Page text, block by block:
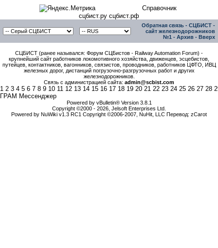
Справочник
сцбист.ру сцбист.рф
Обратная связь - СЦБИСТ -
сайт железнодорожников
№1 - Архив - Вверх
СЦБИСТ (ранее назывался: Форум СЦБистов - Railway Automation Forum) -
крупнейший сайт работников локомотивного хозяйства, движенцев, эсцебистов,
путейцев, контактников, вагонников, связистов, проводников, работников ЦФТО, ИВЦ
железных дорог, дистанций погрузочно-разгрузочных работ и других
железнодорожников.
Связь с администрацией сайта: admin@scbist.com
1 2 3 4 5 6 7 8 9 10 11 12 13 14 15 16 17 18 19 20 21 22 23 24 25 26 27 28
ГРАМ Мессенджер
Powered by vBulletin® Version 3.8.1
Copyright ©2000 - 2026, Jelsoft Enterprises Ltd.
Powered by NuWiki v1.3 RC1 Copyright ©2006-2007, NuHit, LLC Перевод: zCarot